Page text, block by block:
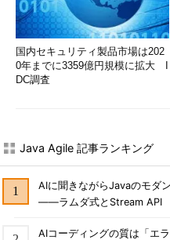
国内セキュリティ製品市場は202
0年までに3359億円規模に拡大 I
DC調査
Java Agile 記事ランキング
AIに聞きながらJavaのモダ
――ラムダ式とStream API
AIコーディングの質は「エ